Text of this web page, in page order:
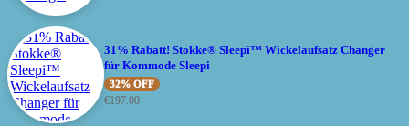
31% Rabatt! Stokke® Sleepi™ Wickelaufsatz Changer
für Kommode Sleepi
32% OFF
€197.00